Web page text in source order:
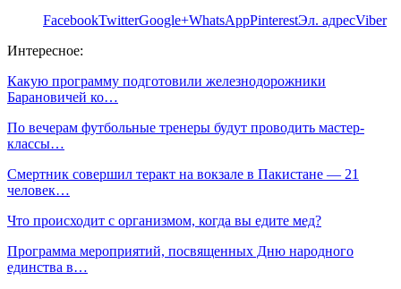
FacebookTwitterGoogle+WhatsAppPinterestЭл. адресViber
Интересное:
Какую программу подготовили железнодорожники
Барановичей ко…
По вечерам футбольные тренеры будут проводить мастер-
классы…
Смертник совершил теракт на вокзале в Пакистане — 21
человек…
Что происходит с организмом, когда вы едите мед?
Программа мероприятий, посвященных Дню народного
единства в…